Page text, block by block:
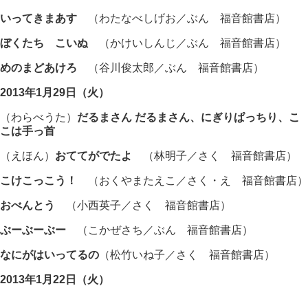
いってきまあす （わたなべしげお／ぶん 福音館書店）
ぼくたち こいぬ （かけいしんじ／ぶん 福音館書店）
めのまどあけろ （谷川俊太郎／ぶん 福音館書店）
2013年1月29日（火）
（わらべうた） だるまさん だるまさん、にぎりぱっちり、こ
こは手っ首
（えほん） おててがでたよ （林明子／さく 福音館書店）
こけこっこう！ （おくやまたえこ／さく・え 福音館書店）
おべんとう （小西英子／さく 福音館書店）
ぶーぶーぶー （こかぜさち／ぶん 福音館書店）
なにがはいってるの （松竹いね子／さく 福音館書店）
2013年1月22日（火）